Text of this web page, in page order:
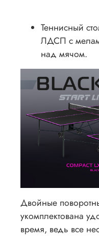
Теннисный
ЛДСП с
над мячом.
Двойные
укомплектована
время, ведь все